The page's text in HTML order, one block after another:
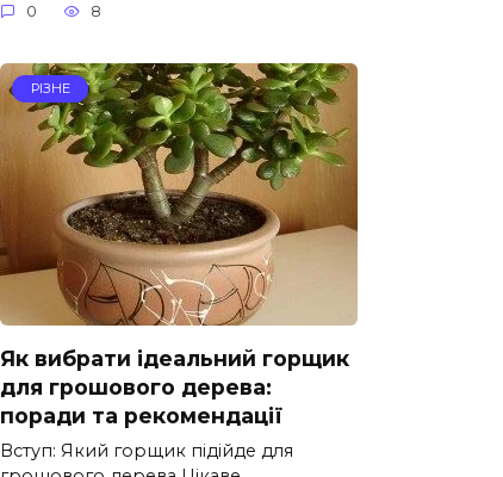
0 8
РІЗНЕ
Як вибрати ідеальний горщик
для грошового дерева:
поради та рекомендації
Вступ: Який горщик підійде для